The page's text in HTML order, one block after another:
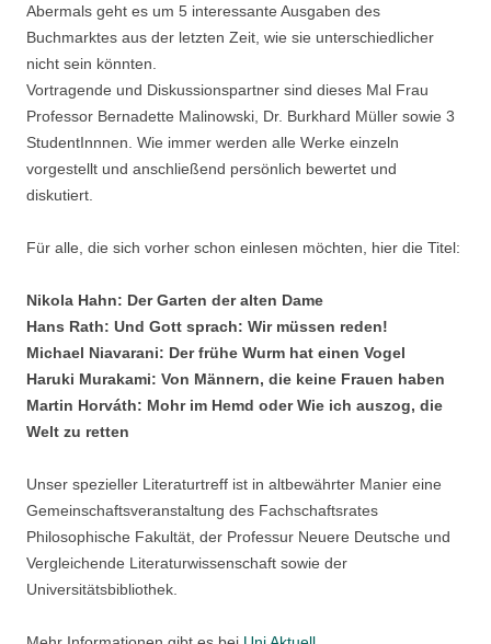
Abermals geht es um 5 interessante Ausgaben des
Buchmarktes aus der letzten Zeit, wie sie unterschiedlicher
nicht sein könnten.
Vortragende und Diskussionspartner sind dieses Mal Frau
Professor Bernadette Malinowski, Dr. Burkhard Müller sowie 3
StudentInnnen. Wie immer werden alle Werke einzeln
vorgestellt und anschließend persönlich bewertet und
diskutiert.
Für alle, die sich vorher schon einlesen möchten, hier die Titel:
Nikola Hahn: Der Garten der alten Dame
Hans Rath: Und Gott sprach: Wir müssen reden!
Michael Niavarani: Der frühe Wurm hat einen Vogel
Haruki Murakami: Von Männern, die keine Frauen haben
Martin Horváth: Mohr im Hemd oder Wie ich auszog, die
Welt zu retten
Unser spezieller Literaturtreff ist in altbewährter Manier eine
Gemeinschaftsveranstaltung des Fachschaftsrates
Philosophische Fakultät, der Professur Neuere Deutsche und
Vergleichende Literaturwissenschaft sowie der
Universitätsbibliothek.